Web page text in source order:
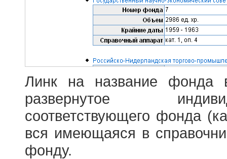
Линк на название фонда
развернутое
соответствующего фонда
вся имеющаяся в
фонду.